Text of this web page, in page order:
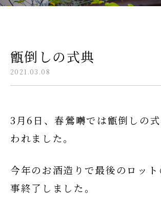
甑倒しの式典
2021.03.08
3月6日、春鶯囀では甑倒しの
われました。
今年のお酒造りで最後のロッ
事終了しました。